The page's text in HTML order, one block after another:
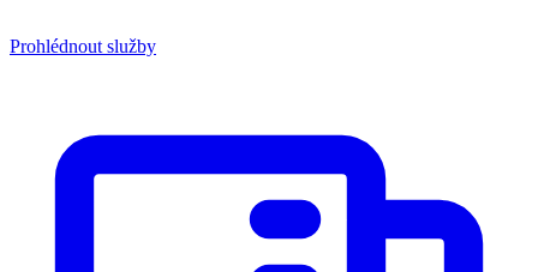
Prohlédnout služby